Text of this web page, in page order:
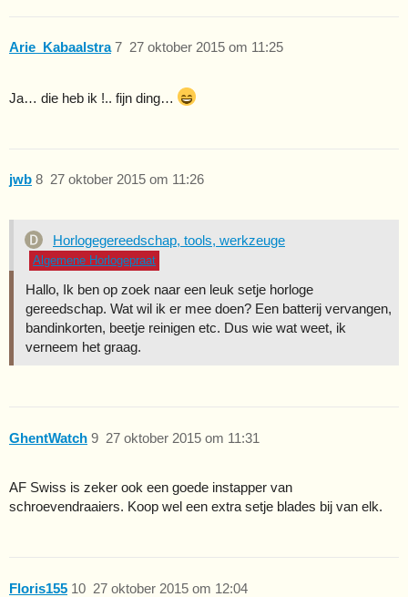
Arie_Kabaalstra 27 oktober 2015 om 11:25
7
Ja… die heb ik !.. fijn ding…
jwb 27 oktober 2015 om 11:26
8
Horlogegereedschap, tools, werkzeuge
Algemene Horlogepraat
Hallo, Ik ben op zoek naar een leuk setje horloge
gereedschap. Wat wil ik er mee doen? Een batterij vervangen,
bandinkorten, beetje reinigen etc. Dus wie wat weet, ik
verneem het graag.
GhentWatch 27 oktober 2015 om 11:31
9
AF Swiss is zeker ook een goede instapper van
schroevendraaiers. Koop wel een extra setje blades bij van elk.
Floris155 27 oktober 2015 om 12:04
10